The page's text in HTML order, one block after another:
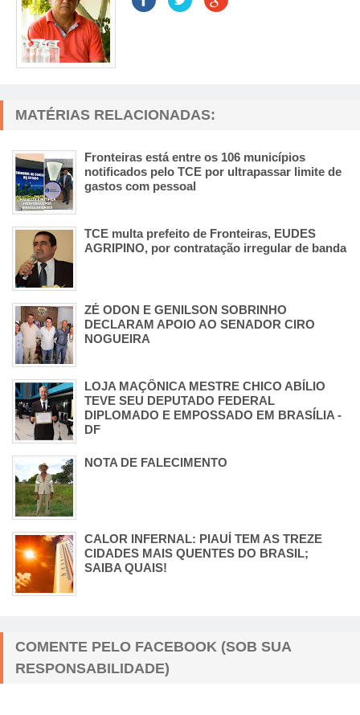
MATÉRIAS RELACIONADAS:
Fronteiras está entre os 106 municípios
notificados pelo TCE por ultrapassar limite de
gastos com pessoal
TCE multa prefeito de Fronteiras, EUDES
AGRIPINO, por contratação irregular de banda
ZÉ ODON E GENILSON SOBRINHO
DECLARAM APOIO AO SENADOR CIRO
NOGUEIRA
LOJA MAÇÔNICA MESTRE CHICO ABÍLIO
TEVE SEU DEPUTADO FEDERAL
DIPLOMADO E EMPOSSADO EM BRASÍLIA -
DF
NOTA DE FALECIMENTO
CALOR INFERNAL: PIAUÍ TEM AS TREZE
CIDADES MAIS QUENTES DO BRASIL;
SAIBA QUAIS!
COMENTE PELO FACEBOOK (SOB SUA
RESPONSABILIDADE)